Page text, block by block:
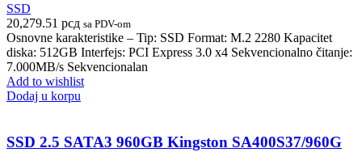
SSD
20,279.51 рсд sa PDV-om
Osnovne karakteristike – Tip: SSD Format: M.2 2280 Kapacitet
diska: 512GB Interfejs: PCI Express 3.0 x4 Sekvencionalno čitanje:
7.000MB/s Sekvencionalan
Add to wishlist
Dodaj u korpu
SSD 2.5 SATA3 960GB Kingston SA400S37/960G